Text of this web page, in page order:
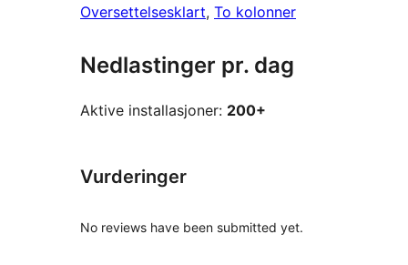
Oversettelsesklart, To kolonner
Nedlastinger pr. dag
Aktive installasjoner: 200+
Vurderinger
No reviews have been submitted yet.